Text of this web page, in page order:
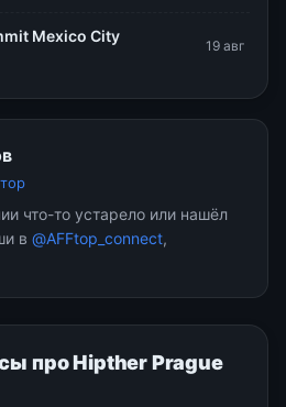
Mexico City
19 авг
что-то устарело или нашёл
в @AFFtop_connect,
про Hipther Prague